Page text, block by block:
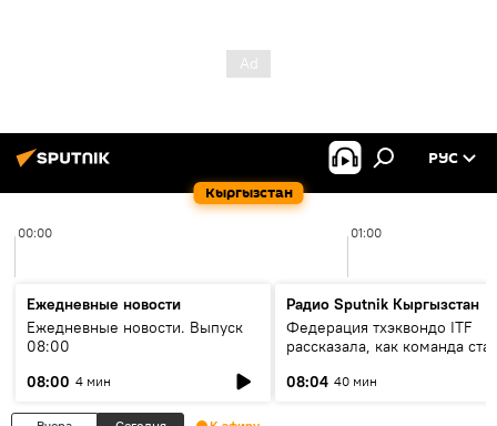
Кыргызстан
РУС
00:00 01:00
Ежедневные новости
Ежедневные новости. Выпуск
08:00
08:00 4 мин
Радио Sputnik Кыргызстан
Федерация тхэквондо ITF
рассказала, как команда
08:04 40 мин